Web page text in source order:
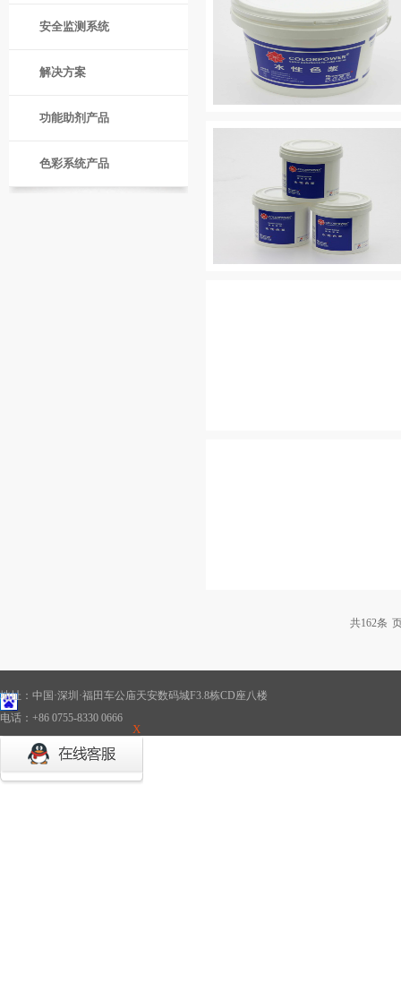
安全监测系统
解决方案
功能助剂产品
色彩系统产品
共162条
地址：中国·深圳·福田车公庙天安数码城F3.8栋CD座八楼
电话：+86 0755-8330 0666
X